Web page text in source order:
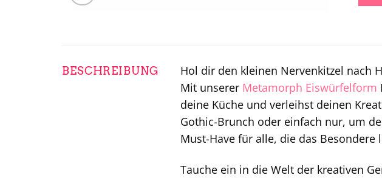
BESCHREIBUNG
Hol dir den kleinen Nervenkitzel nach
Mit unserer Metamorph Eiswürfelform
deine Küche und verleihst deinen
Gothic-Brunch oder einfach nur, um
Must-Have für alle, die das Besondere
Tauche ein in die Welt der kreativen